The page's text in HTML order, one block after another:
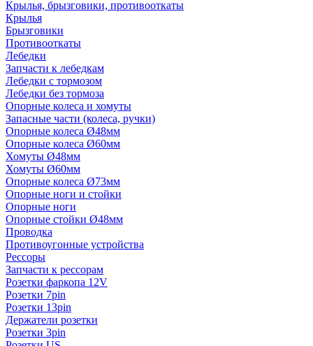
Крылья, брызговики, противооткаты
Крылья
Брызговики
Противооткаты
Лебедки
Запчасти к лебедкам
Лебедки с тормозом
Лебедки без тормоза
Опорные колеса и хомуты
Запасные части (колеса, ручки)
Опорные колеса Ø48мм
Опорные колеса Ø60мм
Хомуты Ø48мм
Хомуты Ø60мм
Опорные колеса Ø73мм
Опорные ноги и стойки
Опорные ноги
Опорные стойки Ø48мм
Проводка
Противоугонные устройства
Рессоры
Запчасти к рессорам
Розетки фаркопа 12V
Розетки 7pin
Розетки 13pin
Держатели розетки
Розетки 3pin